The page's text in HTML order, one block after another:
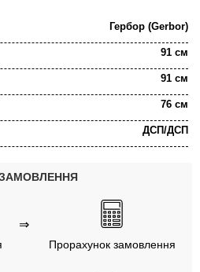
Гербор (Gerbor)
91 см
91 см
76 см
ДСП/ДСП
⇒
Прорахунок замовлення